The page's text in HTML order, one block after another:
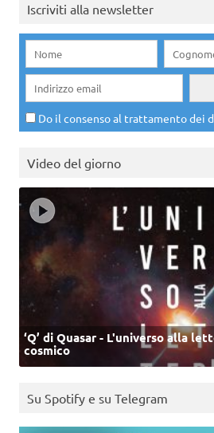
Iscriviti alla newsletter
Do il consenso al trattamento dei
Video del giorno
‘Q’ di Quasar - L'universo alla
cosmico
Su Spotify e su Telegram